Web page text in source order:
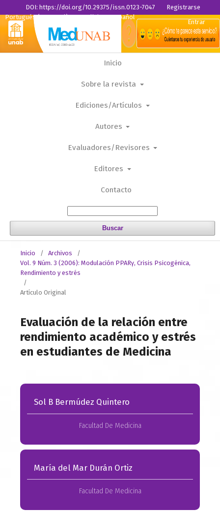
Inicio
Sobre la revista
Ediciones/Artículos
Autores
Evaluadores/Revisores
Editores
Contacto
Buscar
Portugués (Portugal) English Español
DOI: https://doi.org/10.29375/issn.0123-7047
Registrarse
Entrar
Inicio / Archivos
/
Vol. 9 Núm. 3 (2006): Modulación PPARγ, Crisis Psicogénica,
Rendimiento y estrés
/
Artículo Original
Evaluación de la relación entre
rendimiento académico y estrés
en estudiantes de Medicina
Sol B Bermúdez Quintero
Facultad De Medicina
María del Mar Durán Ortiz
Facultad De Medicina